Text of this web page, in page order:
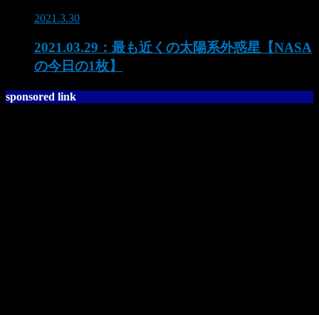
2021.3.30
2021.03.29：最も近くの太陽系外惑星【NASA
の今日の1枚】
sponsored link